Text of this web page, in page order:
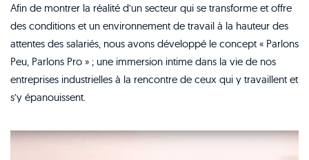
Afin de montrer la réalité d’un secteur qui se transforme et offre
des conditions et un environnement de travail à la hauteur des
attentes des salariés, nous avons développé le concept « Parlons
Peu, Parlons Pro » ; une immersion intime dans la vie de nos
entreprises industrielles à la rencontre de ceux qui y travaillent et
s’y épanouissent.